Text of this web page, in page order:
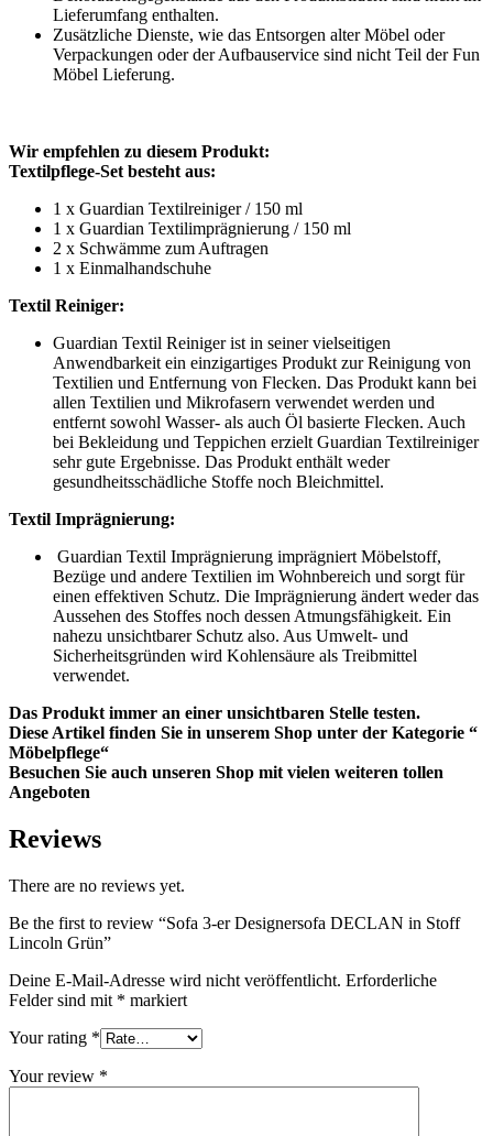
Lieferumfang enthalten.
Zusätzliche Dienste, wie das Entsorgen alter Möbel oder
Verpackungen oder der Aufbauservice sind nicht Teil der Fun
Möbel Lieferung.
Wir empfehlen zu diesem Produkt:
Textilpflege-Set besteht aus:
1 x Guardian Textilreiniger / 150 ml
1 x Guardian Textilimprägnierung / 150 ml
2 x Schwämme zum Auftragen
1 x Einmalhandschuhe
Textil Reiniger:
Guardian Textil Reiniger ist in seiner vielseitigen
Anwendbarkeit ein einzigartiges Produkt zur Reinigung von
Textilien und Entfernung von Flecken. Das Produkt kann bei
allen Textilien und Mikrofasern verwendet werden und
entfernt sowohl Wasser- als auch Öl basierte Flecken. Auch
bei Bekleidung und Teppichen erzielt Guardian Textilreiniger
sehr gute Ergebnisse. Das Produkt enthält weder
gesundheitsschädliche Stoffe noch Bleichmittel.
Textil Imprägnierung:
Guardian Textil Imprägnierung imprägniert Möbelstoff,
Bezüge und andere Textilien im Wohnbereich und sorgt für
einen effektiven Schutz. Die Imprägnierung ändert weder das
Aussehen des Stoffes noch dessen Atmungsfähigkeit. Ein
nahezu unsichtbarer Schutz also. Aus Umwelt- und
Sicherheitsgründen wird Kohlensäure als Treibmittel
verwendet.
Das Produkt immer an einer unsichtbaren Stelle testen.
Diese Artikel finden Sie in unserem Shop unter der Kategorie “
Möbelpflege“
Besuchen Sie auch unseren Shop mit vielen weiteren tollen
Angeboten
Reviews
There are no reviews yet.
Be the first to review “Sofa 3-er Designersofa DECLAN in Stoff
Lincoln Grün”
Deine E-Mail-Adresse wird nicht veröffentlicht. Erforderliche
Felder sind mit * markiert
Your rating *
Your review *